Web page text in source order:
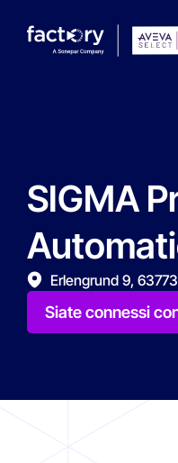
Che cosa sta
SIGMA
Erlengrund 9,
Siate connessi